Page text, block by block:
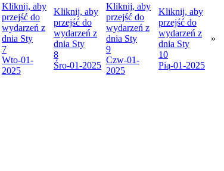
Kliknij, aby
przejść do
wydarzeń z
dnia Sty
7
Wto-01-
2025
Kliknij, aby
przejść do
wydarzeń z
dnia Sty
8
Śro-01-2025
Kliknij, aby
przejść do
wydarzeń z
dnia Sty
9
Czw-01-
2025
Kliknij, aby
przejść do
wydarzeń z
dnia Sty
10
Pią-01-2025
»